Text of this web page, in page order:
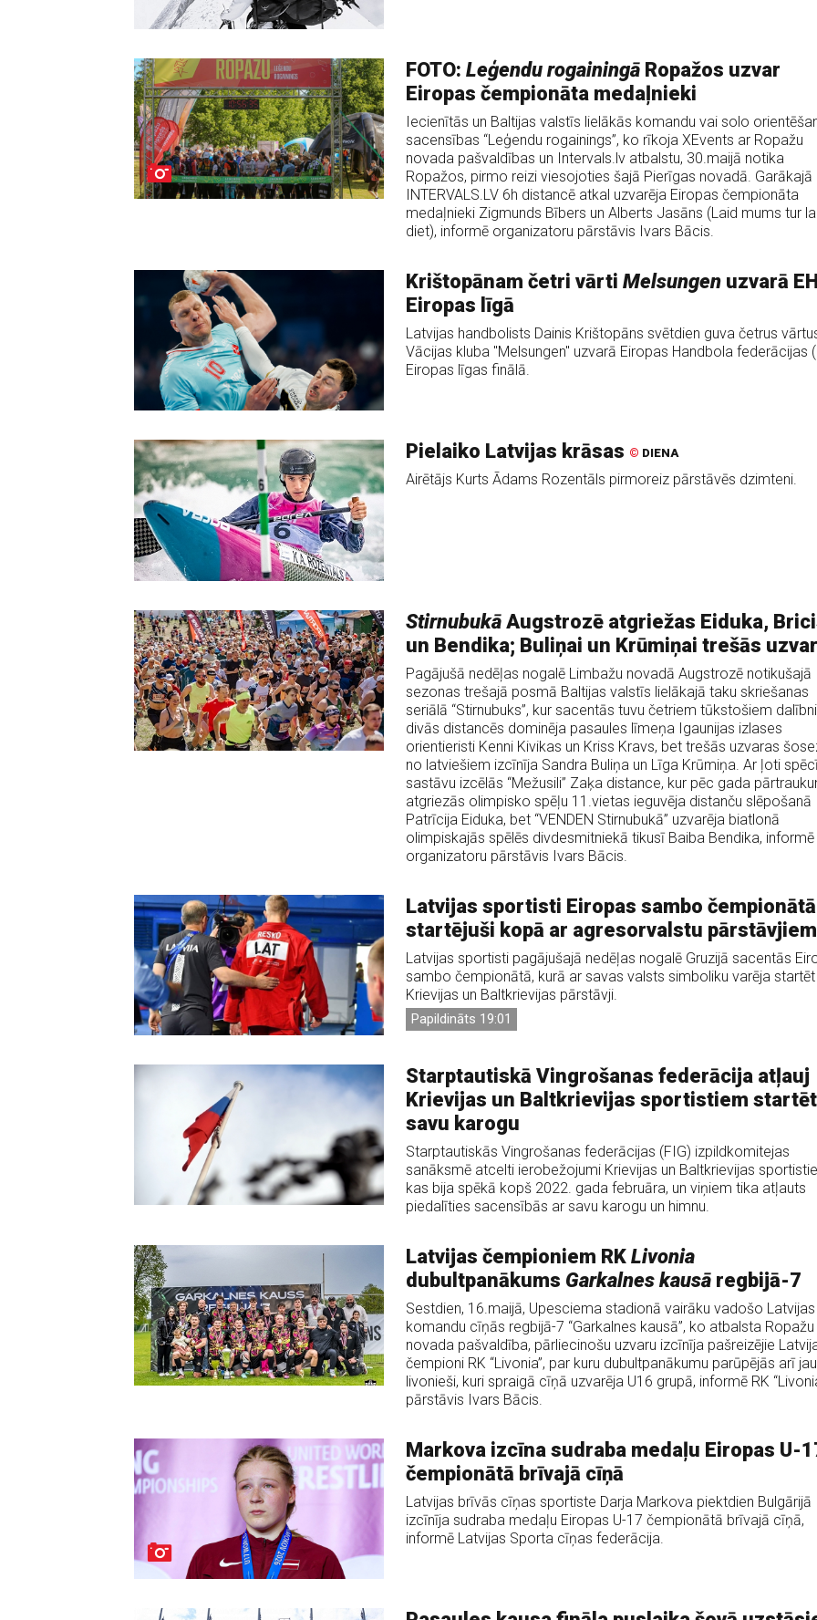
FOTO: Leģendu rogainingāRopažos uzvar
Eiropas čempionāta medaļnieki
Iecienītās un Baltijas valstīs lielākās komandu vai solo
sacensības “Leģendu rogainings”, ko rīkoja XEvents ar Ropažu
novada pašvaldības un Intervals.lv atbalstu, 30.maijā notika
Ropažos, pirmo reizi viesojoties šajā Pierīgas novadā. Garākajā
INTERVALS.LV 6h distancē atkal uzvarēja Eiropas čempionāta
medaļnieki Zigmunds Bībers un Alberts Jasāns (Laid mums tur
diet), informē organizatoru pārstāvis Ivars Bācis.
Krištopānam četri vārti Melsungenuzvarā
Eiropas līgā
Latvijas handbolists Dainis Krištopāns svētdien guva četrus
Vācijas kluba "Melsungen" uzvarā Eiropas Handbola federācijas
Eiropas līgas finālā.
Pielaiko Latvijas krāsas © DIENA
Airētājs Kurts Ādams Rozentāls pirmoreiz pārstāvēs dzimteni.
StirnubukāAugstrozē atgriežas Eiduka,
un Bendika; Buliņai un Krūmiņai trešās
Pagājušā nedēļas nogalē Limbažu novadā Augstrozē notikušajā
sezonas trešajā posmā Baltijas valstīs lielākajā taku skriešanas
seriālā “Stirnubuks”, kur sacentās tuvu četriem tūkstošiem
divās distancēs dominēja pasaules līmeņa Igaunijas izlases
orientieristi Kenni Kivikas un Kriss Kravs, bet trešās uzvaras
no latviešiem izcīnīja Sandra Buliņa un Līga Krūmiņa. Ar ļoti
sastāvu izcēlās “Mežusili” Zaķa distance, kur pēc gada
atgriezās olimpisko spēļu 11.vietas ieguvēja distanču slēpošanā
Patrīcija Eiduka, bet “VENDEN Stirnubukā” uzvarēja biatlonā
olimpiskajās spēlēs divdesmitniekā tikusī Baiba Bendika, informē
organizatoru pārstāvis Ivars Bācis.
Latvijas sportisti Eiropas sambo čempionātā
startējuši kopā ar agresorvalstu pārstāvjiem
Latvijas sportisti pagājušajā nedēļas nogalē Gruzijā sacentās
sambo čempionātā, kurā ar savas valsts simboliku varēja
Krievijas un Baltkrievijas pārstāvji.
Papildināts 19:01
Starptautiskā Vingrošanas federācija atļauj
Krievijas un Baltkrievijas sportistiem
savu karogu
Starptautiskās Vingrošanas federācijas (FIG) izpildkomitejas
sanāksmē atcelti ierobežojumi Krievijas un Baltkrievijas
kas bija spēkā kopš 2022. gada februāra, un viņiem tika atļauts
piedalīties sacensībās ar savu karogu un himnu.
Latvijas čempioniem RK Livonia
dubultpanākums Garkalnes kausāregbijā-7
Sestdien, 16.maijā, Upesciema stadionā vairāku vadošo Latvijas
komandu cīņās regbijā-7 “Garkalnes kausā”, ko atbalsta Ropažu
novada pašvaldība, pārliecinošu uzvaru izcīnīja pašreizējie
čempioni RK “Livonia”, par kuru dubultpanākumu parūpējās arī
livonieši, kuri spraigā cīņā uzvarēja U16 grupā, informē RK
pārstāvis Ivars Bācis.
Markova izcīna sudraba medaļu Eiropas U-
čempionātā brīvajā cīņā
Latvijas brīvās cīņas sportiste Darja Markova piektdien Bulgārijā
izcīnīja sudraba medaļu Eiropas U-17 čempionātā brīvajā cīņā,
informē Latvijas Sporta cīņas federācija.